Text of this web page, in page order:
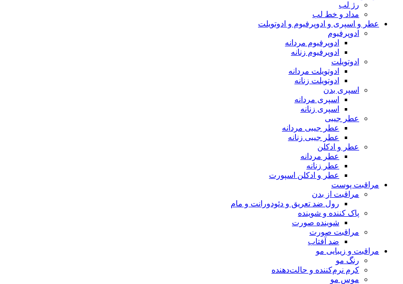
رژ لب
مداد و خط لب
عطر و اسپری و ادوپرفیوم و ادوتویلت
ادوپرفیوم
ادوپرفیوم مردانه
ادوپرفیوم زنانه
ادوتویلت
ادوتویلت مردانه
ادوتویلت زنانه
اسپری بدن
اسپری مردانه
اسپری زنانه
عطر جیبی
عطر جیبی مردانه
عطر جیبی زنانه
عطر و ادکلن
عطر مردانه
عطر زنانه
عطر و ادکلن اسپورت
مراقبت پوست
مراقبت از بدن
رول ضد تعریق و دئودورانت و مام
پاک کننده و شوینده
شوینده صورت
مراقبت صورت
ضد آفتاب
مراقبت و زیبایی مو
رنگ مو
کرم نرم‌کننده و حالت‌دهنده
موس مو